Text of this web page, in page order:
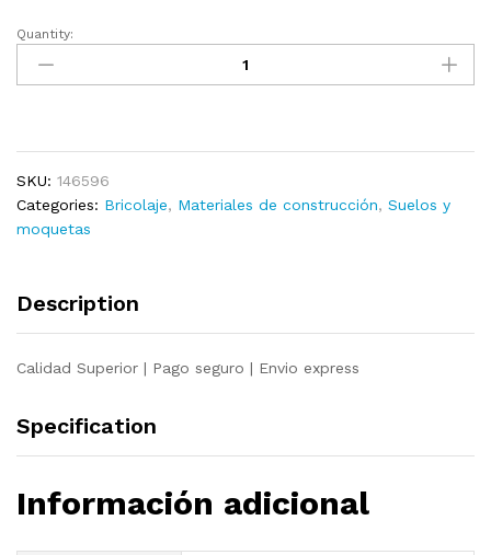
Lamas
para
suelo
cemento
4,46
m²
quantity
Quantity:
SKU: 146596
Categories: Bricolaje, Materiales de construcción, Suelos y
moquetas
Description
Calidad Superior | Pago seguro | Envio express
Specification
Información adicional